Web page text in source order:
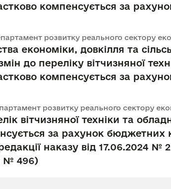
компенсується за
розвитку реального сектору
економіки, довкілля та
до переліку вітчизняної
компенсується за
розвитку реального сектору
вітчизняної техніки та
за рахунок бюджетних
наказу від 17.06.2024
№ 496)